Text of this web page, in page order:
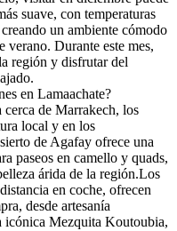
suave, con temperaturas
un ambiente cómodo
verano. Durante este mes,
región y disfrutar del
en Lamaachate?
cerca de Marrakech, los
local y en los
de Agafay ofrece una
paseos en camello y quads,
árida de la región.Los
en coche, ofrecen
desde artesanía
icónica Mezquita Koutoubia,